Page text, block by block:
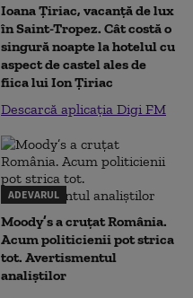
Ioana Țiriac, vacanță de lux
în Saint-Tropez. Cât costă o
singură noapte la hotelul cu
aspect de castel ales de
fiica lui Ion Țiriac
Descarcă aplicația Digi FM
ADEVARUL
Moody’s a cruțat România.
Acum politicienii pot strica
tot. Avertismentul
analiștilor